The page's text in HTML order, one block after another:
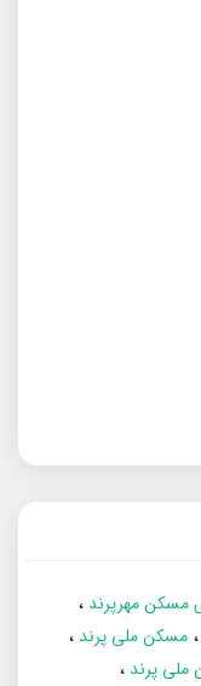
مسکن مهرپرند
مسکن ملی پرند
پرند